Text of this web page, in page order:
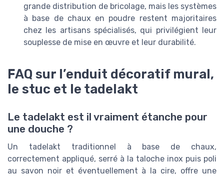
grande distribution de bricolage, mais les systèmes
à base de chaux en poudre restent majoritaires
chez les artisans spécialisés, qui privilégient leur
souplesse de mise en œuvre et leur durabilité.
FAQ sur l’enduit décoratif mural,
le stuc et le tadelakt
Le tadelakt est il vraiment étanche pour
une douche ?
Un tadelakt traditionnel à base de chaux,
correctement appliqué, serré à la taloche inox puis poli
au savon noir et éventuellement à la cire, offre une